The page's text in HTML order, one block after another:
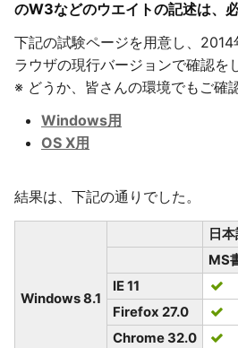
のW3などのウエイトの記述は、必
下記の試験ページを用意し、
ラウザの現行バージョンで確認を
※ どうか、皆さんの環境でもご確
Windows用
OS X用
結果は、下記の通りでした。
Windows 8.1
日
MS
IE 11
Firefox 27.0
Chrome 32.0